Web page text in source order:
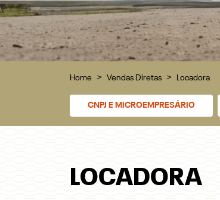
Home Vendas Diretas Locadora
CNPJ E MICROEMPRESÁRIO
LOCADORA